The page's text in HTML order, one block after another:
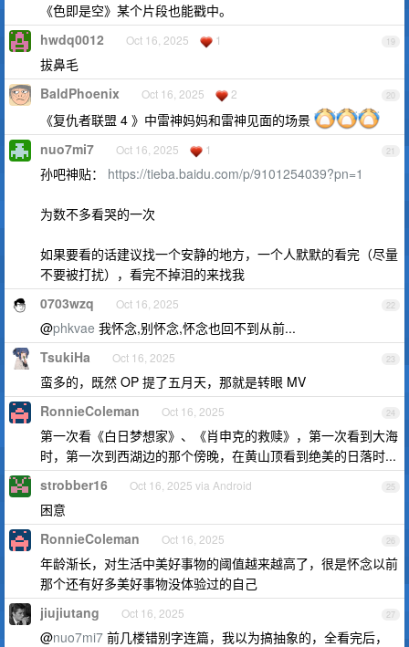
《色即是空》某个片段也能戳中。
19
hwdq0012 Oct 16, 2025 1
拔鼻毛
20
BaldPhoenix Oct 16, 2025 2
《复仇者联盟 4 》中雷神妈妈和雷神见面的场景
21
nuo7mi7 Oct 16, 2025 1
孙吧神贴： https://tieba.baidu.com/p/9101254039?pn=1
为数不多看哭的一次
如果要看的话建议找一个安静的地方，一个人默默的看完（尽量
不要被打扰），看完不掉泪的来找我
22
0703wzq Oct 16, 2025
@phkvae 我怀念,别怀念,怀念也回不到从前...
23
TsukiHa Oct 16, 2025
蛮多的，既然 OP 提了五月天，那就是转眼 MV
24
RonnieColeman Oct 16, 2025
第一次看《白日梦想家》、《肖申克的救赎》，第一次看到大海
时，第一次到西湖边的那个傍晚，在黄山顶看到绝美的日落时...
25
strobber16 Oct 16, 2025 via Android
困意
26
RonnieColeman Oct 16, 2025
年龄渐长，对生活中美好事物的阈值越来越高了，很是怀念以前
那个还有好多美好事物没体验过的自己
27
jiujiutang Oct 16, 2025
@nuo7mi7 前几楼错别字连篇，我以为搞抽象的，全看完后，